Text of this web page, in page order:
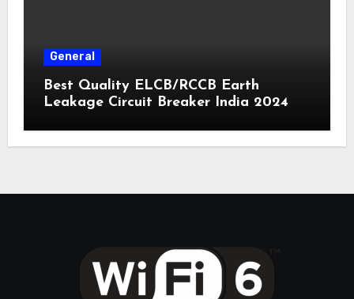
General
Best Quality ELCB/RCCB Earth
Leakage Circuit Breaker India 2024